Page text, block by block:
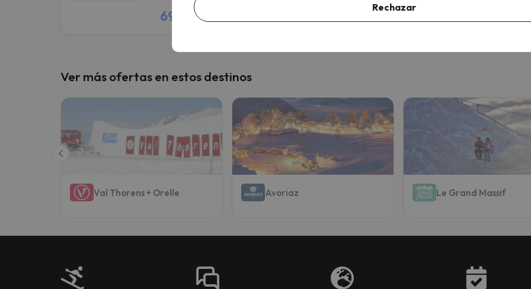
695 €/pers.
Ver más ofertas en estos destinos
Val Thorens + Orelle Avoriaz Le Grand Massif
Rechazar